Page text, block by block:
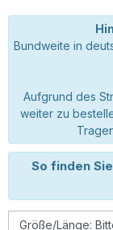
Bundweite in
Aufgrund des
weiter zu
So finden